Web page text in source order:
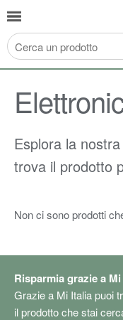
Esplora la
trova il prodotto
Non ci sono prodotti
Risparmia grazie a
Grazie a Mi Italia puoi
il prodotto che stai